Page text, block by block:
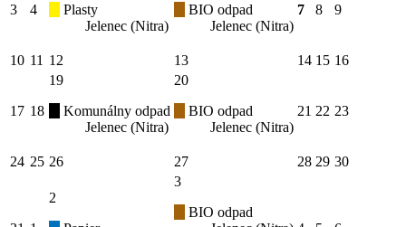
3 4
Plasty
Jelenec (Nitra)
BIO odpad
Jelenec (Nitra)
7 8 9
10 11 12 13 14 15 16
17 18
19
Komunálny odpad
Jelenec (Nitra)
20
BIO odpad
Jelenec (Nitra)
21 22 23
24 25 26 27 28 29 30
2
3
BIO odpad